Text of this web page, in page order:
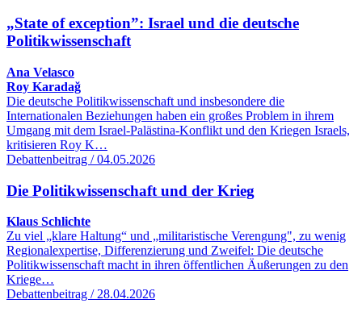
„State of exception”: Israel und die deutsche
Politikwissenschaft
Ana Velasco
Roy Karadağ
Die deutsche Politikwissenschaft und insbesondere die
Internationalen Beziehungen haben ein großes Problem in ihrem
Umgang mit dem Israel-Palästina-Konflikt und den Kriegen Israels,
kritisieren Roy K…
Debattenbeitrag / 04.05.2026
Die Politikwissenschaft und der Krieg
Klaus Schlichte
Zu viel „klare Haltung“ und „militaristische Verengung", zu wenig
Regionalexpertise, Differenzierung und Zweifel: Die deutsche
Politikwissenschaft macht in ihren öffentlichen Äußerungen zu den
Kriege…
Debattenbeitrag / 28.04.2026